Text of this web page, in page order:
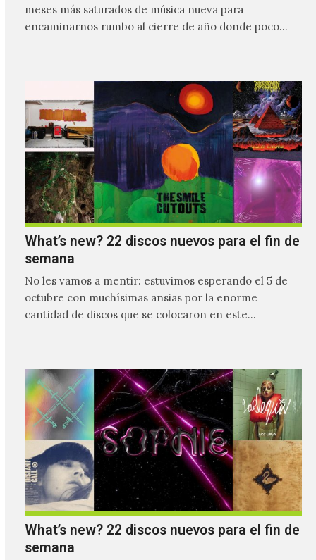
meses más saturados de música nueva para
encaminarnos rumbo al cierre de año donde poco…
What’s new? 22 discos nuevos para el fin de
semana
No les vamos a mentir: estuvimos esperando el 5 de
octubre con muchísimas ansias por la enorme
cantidad de discos que se colocaron en este…
What’s new? 22 discos nuevos para el fin de
semana